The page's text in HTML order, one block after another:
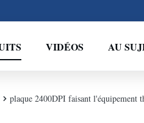
VIDÉOS AU
plaque 2400DPI faisant l'équipement